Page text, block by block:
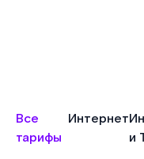
Все
тарифы
Интернет
и